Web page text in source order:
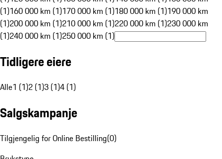
(1)160 000 km (1)170 000 km (1)180 000 km (1)190 000 km
(1)200 000 km (1)210 000 km (1)220 000 km (1)230 000 km
(1)240 000 km (1)250 000 km (1)
Tidligere eiere
Alle1 (1)2 (1)3 (1)4 (1)
Salgskampanje
Tilgjengelig for Online Bestilling(0)